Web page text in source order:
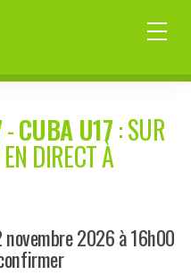
-CUBA U17: SUR
DIRECT À
2026 à 16h00